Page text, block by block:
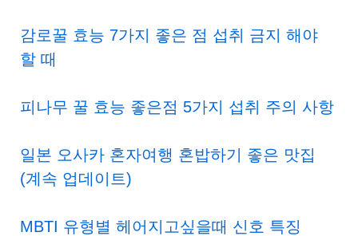
감로꿀 효능 7가지 좋은 점 섭취 금지 해야
할 때
피나무 꿀 효능 좋은점 5가지 섭취 주의 사항
일본 오사카 혼자여행 혼밥하기 좋은 맛집
(계속 업데이트)
MBTI 유형별 헤어지고싶을때 신호 특징